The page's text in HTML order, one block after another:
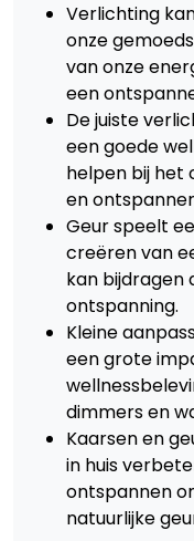
Verlichting
onze
van onze
een
De juiste
een goede
helpen bij het
en
Geur speelt
creëren van
kan bijdragen
ontspanning.
Kleine
een grote
dimmers en
Kaarsen en
in huis
ontspannen
natuurlijke